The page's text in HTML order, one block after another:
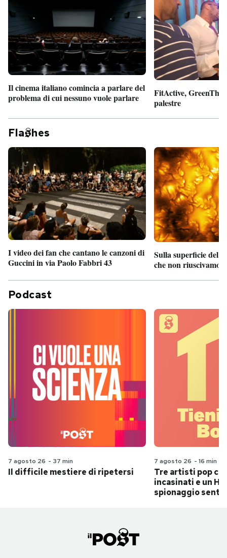
CALENDARIO
AREA PERSONALE
Entra
Il cinema italiano comincia a parlare del
problema di cui nessuno vuole parlare
FitActive,
palestre
Fla hes
I video dei fan che cantano le canzoni di
Guccini in via Paolo Fabbri 43
Sulla superficie del
che non riuscivamo
Podcast
7 agosto 26 - 37 min
Il difficile mestiere di ripetersi
7 agosto 26 - 16 min
Tre artisti pop
incasinati e un
spionaggio